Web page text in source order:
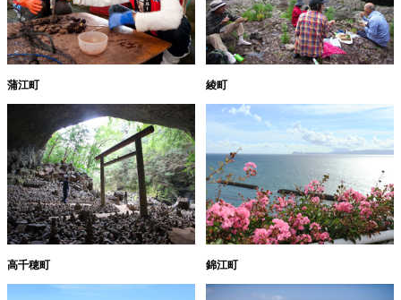
蒲江町 綾町
高千穂町 錦江町